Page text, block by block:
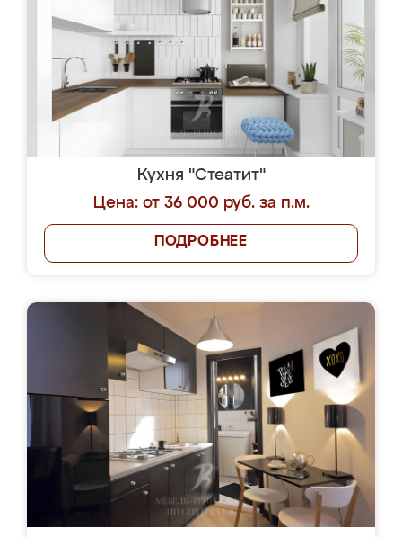
Кухня "Стеатит"
Цена: от 36 000 руб. за п.м.
ПОДРОБНЕЕ